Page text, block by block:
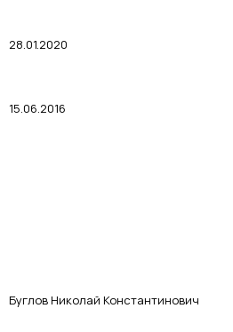
28.01.2020
15.06.2016
Буглов Николай Константинович